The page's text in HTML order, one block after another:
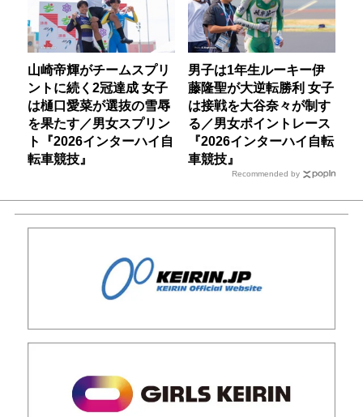
山崎帝輝がチームスプリ
ントに続く2冠達成 女子
は樋口愛菜が選抜の雪辱
を果たす／男女スプリン
ト『2026インターハイ自
転車競技』
男子は1年生ルーキー伊
藤隆聖が大逆転勝利 女子
は接戦を大谷奈々が制す
る／男女ポイントレース
『2026インターハイ自転
車競技』
Recommended by